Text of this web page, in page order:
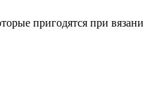
пригодятся при